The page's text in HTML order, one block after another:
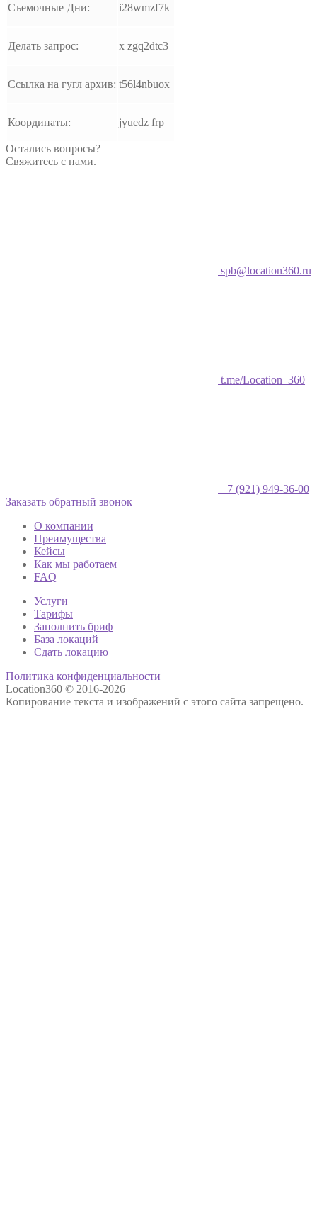
Съемочные Дни: i28wmzf7k
Делать запрос: x zgq2dtc3
Ссылка на гугл архив: t56l4nbuox
Координаты: jyuedz frp
Остались вопросы?
Свяжитесь с нами.
spb@location360.ru
t.me/Location_360
+7 (921) 949-36-00
Заказать обратный звонок
О компании
Преимущества
Кейсы
Как мы работаем
FAQ
Услуги
Тарифы
Заполнить бриф
База локаций
Сдать локацию
Политика конфиденциальности
Location360 © 2016-2026
Копирование текста и изображений с этого сайта запрещено.